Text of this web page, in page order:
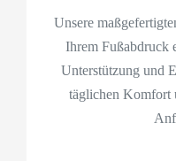
Unsere
Ihrem Fußabdruck
Unterstützung und
täglichen Komfort